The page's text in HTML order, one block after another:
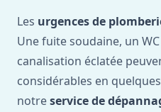
Les urgences de
Une fuite soudaine, un
canalisation éclatée
considérables en
notreservice de